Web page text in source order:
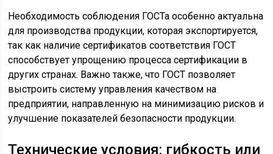
Необходимость соблюдения ГОСТа особенно актуальна
для производства продукции, которая экспортируется,
так как наличие сертификатов соответствия ГОСТ
способствует упрощению процесса сертификации в
других странах. Важно также, что ГОСТ позволяет
выстроить систему управления качеством на
предприятии, направленную на минимизацию рисков и
улучшение показателей безопасности продукции.
Технические условия: гибкость или